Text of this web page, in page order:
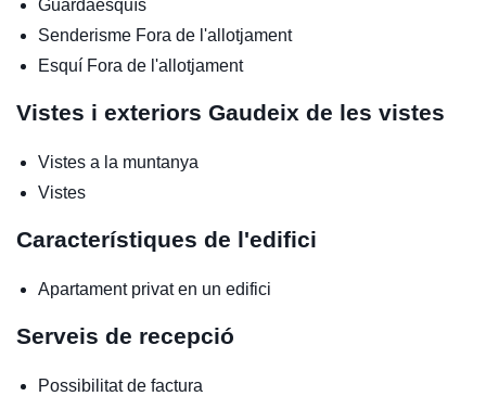
Guardaesquís
Senderisme Fora de l'allotjament
Esquí Fora de l'allotjament
Vistes i exteriors Gaudeix de les vistes
Vistes a la muntanya
Vistes
Característiques de l'edifici
Apartament privat en un edifici
Serveis de recepció
Possibilitat de factura